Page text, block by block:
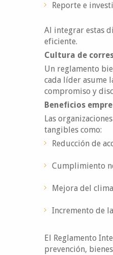
Reporte e
Al integrar estas
eficiente.
Cultura de
Un reglamento
cada líder asume
compromiso y
Beneficios
Las
tangibles como:
Reducción de
Cumplimiento
Mejora del
Incremento de
El Reglamento
prevención,